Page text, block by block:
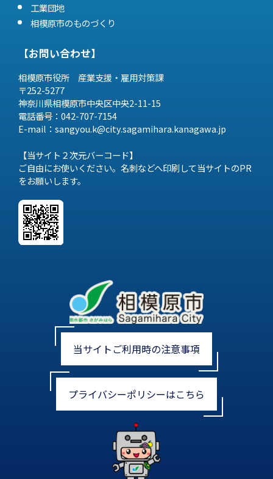
工業団地
相模原市のものづくり
【お問い合わせ】
相模原市役所 産業支援・雇用対策課
〒252-5277
神奈川県相模原市中央区中央2-11-15
電話番号：042-707-7154
E-mail：sangyou.k@city.sagamihara.kanagawa.jp
【当サイト２次元バーコード】
ご自由にお使いください。名刺などへ印刷して当サイトのPR
をお願いします。
当サイトご利用時の注意事項
プライバシーポリシーはこちら